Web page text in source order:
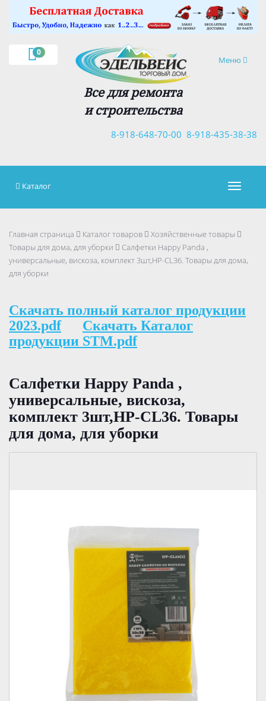
0
Навигация
Меню
Все для ремонта
и строительства
8-918-435-38-38
8-918-648-70-00
×
Каталог
Главная страница Каталог товаров
Хозяйственные товары
Товары для дома, для уборки
Салфетки Happy Panda ,
универсальные, вискоза, комплект 3шт,HP-CL36. Товары для дома,
для уборки
Скачать полный каталог продукции
2023.pdf
Скачать Каталог
продукции STM.pdf
Салфетки Happy Panda ,
универсальные, вискоза,
комплект 3шт,HP-CL36. Товары
для дома, для уборки